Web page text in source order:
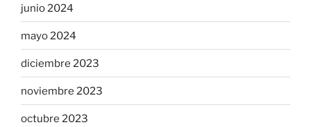
junio 2024
mayo 2024
diciembre 2023
noviembre 2023
octubre 2023